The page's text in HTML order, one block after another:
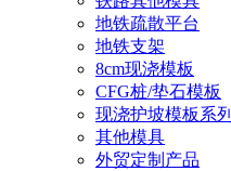
地铁疏散平台
地铁支架
8cm现浇模板
CFG桩/垫石模板
现浇护坡模板系列
其他模具
外贸定制产品